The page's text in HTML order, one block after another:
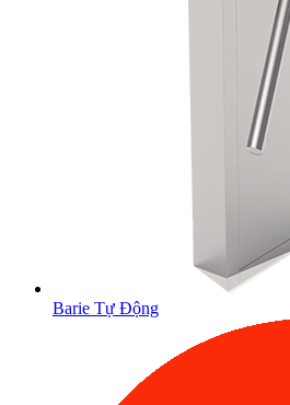
Barie Tự Động